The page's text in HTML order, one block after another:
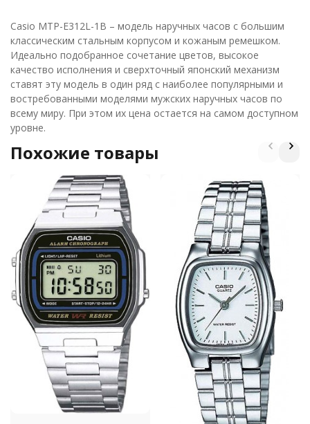
Casio MTP-E312L-1B – модель наручных часов с большим
классическим стальным корпусом и кожаным ремешком.
Идеально подобранное сочетание цветов, высокое
качество исполнения и сверхточный японский механизм
ставят эту модель в один ряд с наиболее популярными и
востребованными моделями мужских наручных часов по
всему миру. При этом их цена остается на самом доступном
уровне.
Похожие товары